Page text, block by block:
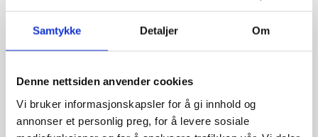
Samtykke Detaljer Om
Denne nettsiden anvender cookies
Vi bruker informasjonskapsler for å gi innhold og
annonser et personlig preg, for å levere sosiale